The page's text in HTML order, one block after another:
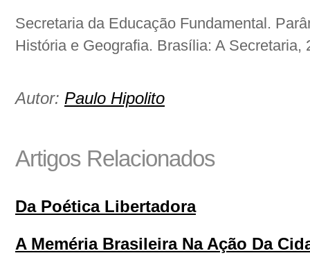
Secretaria da Educação Fundamental.
História e Geografia. Brasília: A Secretaria,
Autor: Paulo Hipolito
Artigos Relacionados
Da Poética Libertadora
A Meméria Brasileira Na Ação Da